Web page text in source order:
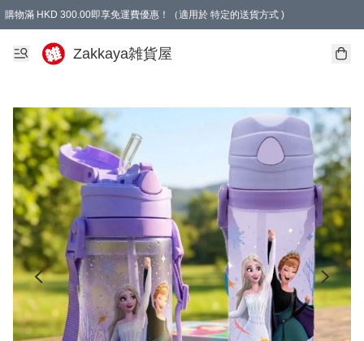
購物滿 HKD 300.00即享免運費優惠！（適用於 特定的送貨方式 )
Zakkaya雑貨屋